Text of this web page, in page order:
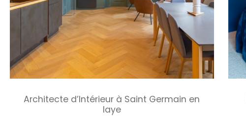
Architecte d’Intérieur à Saint Germain en
laye